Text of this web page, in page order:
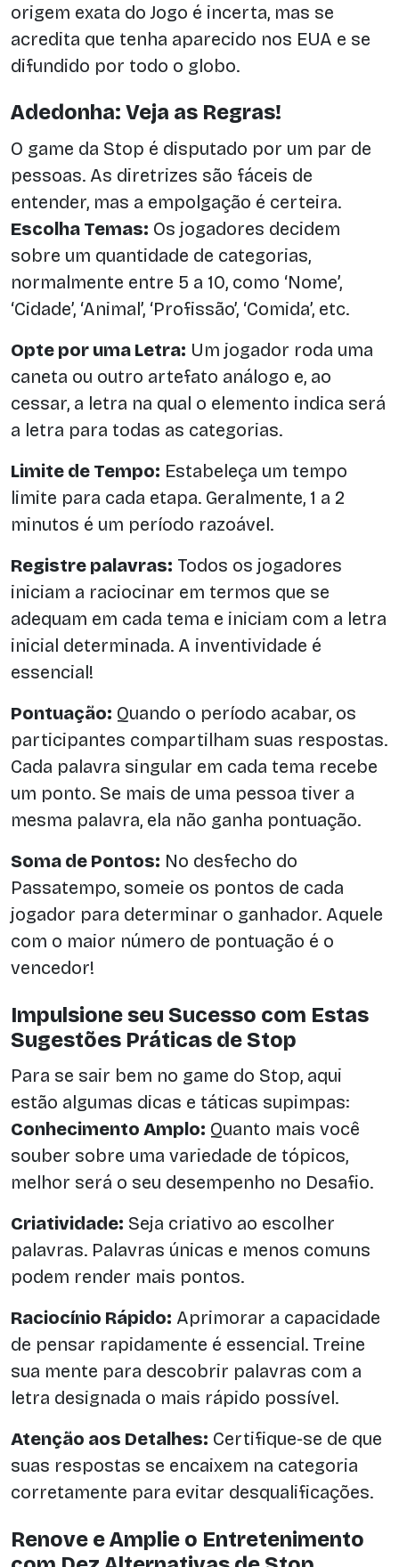
origem exata do Jogo é incerta, mas se
acredita que tenha aparecido nos EUA e se
difundido por todo o globo.
Adedonha: Veja as Regras!
O game da Stop é disputado por um par de
pessoas. As diretrizes são fáceis de
entender, mas a empolgação é certeira.
Escolha Temas: Os jogadores decidem
sobre um quantidade de categorias,
normalmente entre 5 a 10, como ‘Nome’,
‘Cidade’, ‘Animal’, ‘Profissão’, ‘Comida’, etc.
Opte por uma Letra: Um jogador roda uma
caneta ou outro artefato análogo e, ao
cessar, a letra na qual o elemento indica será
a letra para todas as categorias.
Limite de Tempo: Estabeleça um tempo
limite para cada etapa. Geralmente, 1 a 2
minutos é um período razoável.
Registre palavras: Todos os jogadores
iniciam a raciocinar em termos que se
adequam em cada tema e iniciam com a letra
inicial determinada. A inventividade é
essencial!
Pontuação: Quando o período acabar, os
participantes compartilham suas respostas.
Cada palavra singular em cada tema recebe
um ponto. Se mais de uma pessoa tiver a
mesma palavra, ela não ganha pontuação.
Soma de Pontos: No desfecho do
Passatempo, someie os pontos de cada
jogador para determinar o ganhador. Aquele
com o maior número de pontuação é o
vencedor!
Impulsione seu Sucesso com Estas
Sugestões Práticas de Stop
Para se sair bem no game do Stop, aqui
estão algumas dicas e táticas supimpas:
Conhecimento Amplo: Quanto mais você
souber sobre uma variedade de tópicos,
melhor será o seu desempenho no Desafio.
Criatividade: Seja criativo ao escolher
palavras. Palavras únicas e menos comuns
podem render mais pontos.
Raciocínio Rápido: Aprimorar a capacidade
de pensar rapidamente é essencial. Treine
sua mente para descobrir palavras com a
letra designada o mais rápido possível.
Atenção aos Detalhes: Certifique-se de que
suas respostas se encaixem na categoria
corretamente para evitar desqualificações.
Renove e Amplie o Entretenimento